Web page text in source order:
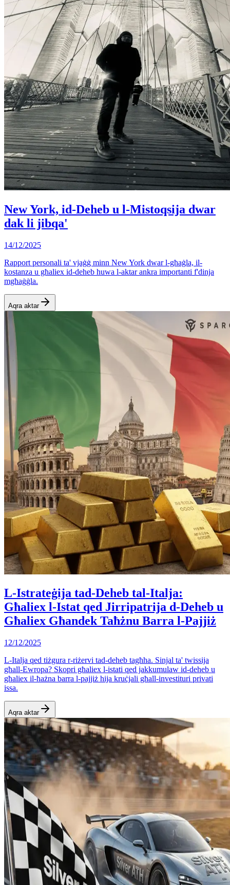
New York, id-Deheb u l-Mistoqsija dwar
dak li jibqa'
14/12/2025
Rapport personali ta' vjaġġ minn New York dwar l-għaġla, il-
kostanza u għaliex id-deheb huwa l-aktar ankra importanti f'dinja
mgħaġġla.
Aqra aktar
L-Istrateġija tad-Deheb tal-Italja:
Għaliex l-Istat qed Jirripatrija d-Deheb u
Għaliex Għandek Taħżnu Barra l-Pajjiż
12/12/2025
L-Italja qed tiżgura r-riżervi tad-deheb tagħha. Sinjal ta' twissija
għall-Ewropa? Skopri għaliex l-istati qed jakkumulaw id-deheb u
għaliex il-ħażna barra l-pajjiż hija kruċjali għall-investituri privati
issa.
Aqra aktar